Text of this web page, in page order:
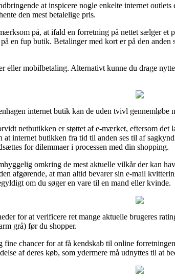
at inspicere nogle enkelte internet
den mest betalelige pris.
på, at ifald en forretning på nettet sælger et
en fup butik. Betalinger med kort er på den
eller mobilbetaling. Alternativt kunne du drage
internet butik kan de uden tvivl gennemløbe
netbutikken er støttet af e-mærket, eftersom
internet butikken fra tid til anden ses til af
for dilemmaer i processen med din shopping.
omkring de mest aktuelle vilkår der kan
afgørende, at man altid bevarer sin e-mail
om du søger en vare til en mand eller kvinde.
for at verificere ret mange aktuelle brugeres
grå) før du shopper.
fine chancer for at få kendskab til online
af deres køb, som ydermere må udnyttes til at